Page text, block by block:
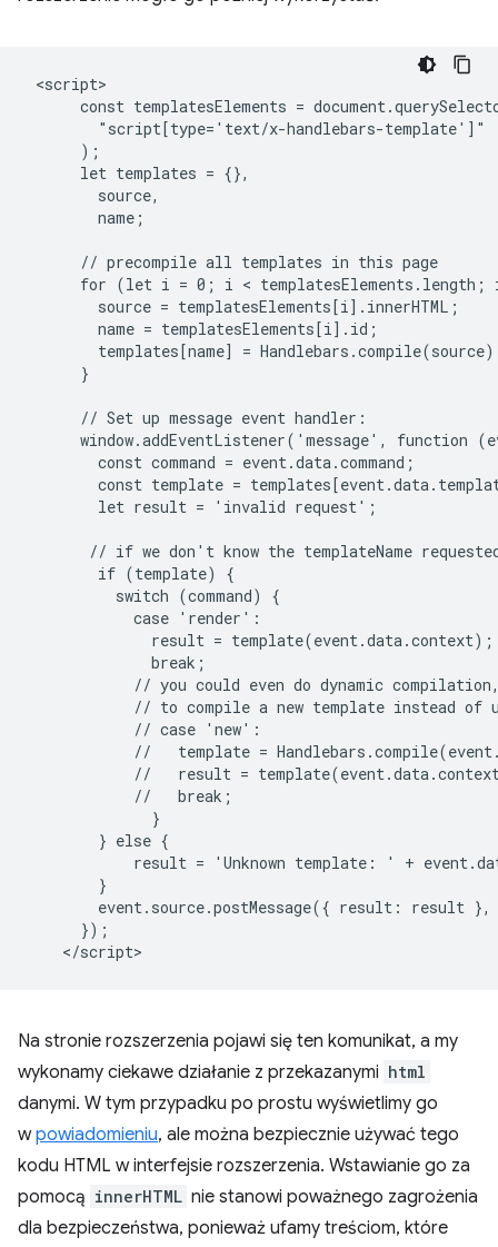
<script>
const templatesElements =
        "script[type='text/x-handlebars-template']"
      );
      let templates = {},
        source,
        name;
      // precompile all templates in this page
for (let i = 0; i < templatesElements.length;
        source = templatesElements[i].innerHTML;
        name = templatesElements[i].id;
templates[name] =
      }
      // Set up message event handler:
window.addEventListener('message', function
        const command = event.data.command;
const template =
        let result = 'invalid request';
// if we don't know the templateName
        if (template) {
          switch (command) {
            case 'render':
              result = template(event.data.context);
              break;
// you could even do dynamic
// to compile a new template instead of
            // case 'new':
//   template =
//   result =
            //   break;
              }
        } else {
result = 'Unknown template: ' +
        }
event.source.postMessage({ result: result
      });
Na stronie rozszerzenia pojawi się ten komunikat, a my
wykonamy ciekawe działanie z przekazanymi html
danymi. W tym przypadku po prostu wyświetlimy go
wpowiadomieniu, ale można bezpiecznie używać tego
kodu HTML w interfejsie rozszerzenia. Wstawianie go za
pomocą innerHTML nie stanowi poważnego zagrożenia
dla bezpieczeństwa, ponieważ ufamy treściom, które